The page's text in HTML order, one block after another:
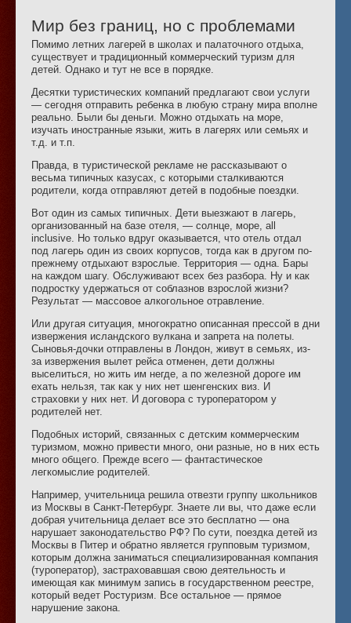
Мир без границ, но с проблемами
Помимо летних лагерей в школах и палаточного отдыха,
существует и традиционный коммерческий туризм для
детей. Однако и тут не все в порядке.
Десятки туристических компаний предлагают свои услуги
— сегодня отправить ребенка в любую страну мира вполне
реально. Были бы деньги. Можно отдыхать на море,
изучать иностранные языки, жить в лагерях или семьях и
т.д. и т.п.
Правда, в туристической рекламе не рассказывают о
весьма типичных казусах, с которыми сталкиваются
родители, когда отправляют детей в подобные поездки.
Вот один из самых типичных. Дети выезжают в лагерь,
организованный на базе отеля, — солнце, море, all
inclusive. Но только вдруг оказывается, что отель отдал
под лагерь один из своих корпусов, тогда как в другом по-
прежнему отдыхают взрослые. Территория — одна. Бары
на каждом шагу. Обслуживают всех без разбора. Ну и как
подростку удержаться от соблазнов взрослой жизни?
Результат — массовое алкогольное отравление.
Или другая ситуация, многократно описанная прессой в дни
извержения исландского вулкана и запрета на полеты.
Сыновья-дочки отправлены в Лондон, живут в семьях, из-
за извержения вылет рейса отменен, дети должны
выселиться, но жить им негде, а по железной дороге им
ехать нельзя, так как у них нет шенгенских виз. И
страховки у них нет. И договора с туроператором у
родителей нет.
Подобных историй, связанных с детским коммерческим
туризмом, можно привести много, они разные, но в них есть
много общего. Прежде всего — фантастическое
легкомыслие родителей.
Например, учительница решила отвезти группу школьников
из Москвы в Санкт-Петербург. Знаете ли вы, что даже если
добрая учительница делает все это бесплатно — она
нарушает законодательство РФ? По сути, поездка детей из
Москвы в Питер и обратно является групповым туризмом,
которым должна заниматься специализированная компания
(туроператор), застраховавшая свою деятельность и
имеющая как минимум запись в государственном реестре,
который ведет Ростуризм. Все остальное — прямое
нарушение закона.